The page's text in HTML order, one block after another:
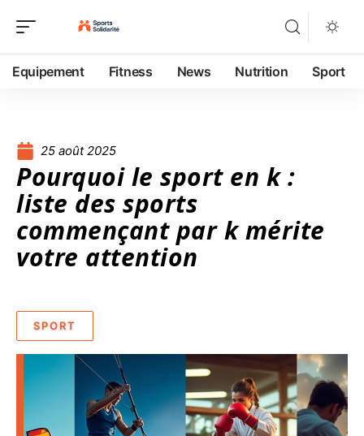
Equipement Fitness News Nutrition Sport
25 août 2025
Pourquoi le sport en k :
liste des sports
commençant par k mérite
votre attention
SPORT